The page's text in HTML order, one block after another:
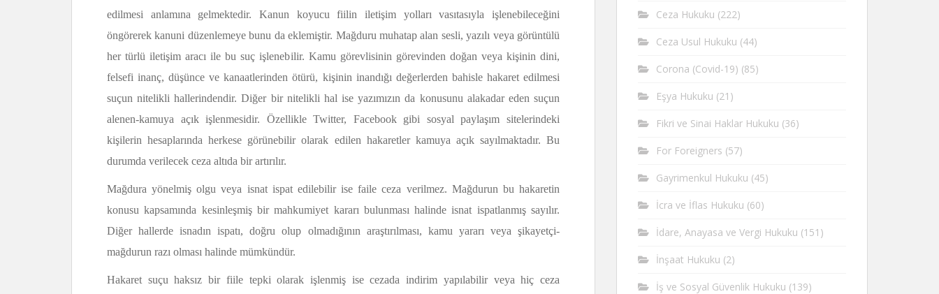
edilmesi anlamına gelmektedir. Kanun koyucu fiilin iletişim yolları vasıtasıyla işlenebileceğini
öngörerek kanuni düzenlemeye bunu da eklemiştir. Mağduru muhatap alan sesli, yazılı veya görüntülü
her türlü iletişim aracı ile bu suç işlenebilir. Kamu görevlisinin görevinden doğan veya kişinin dini,
felsefi inanç, düşünce ve kanaatlerinden ötürü, kişinin inandığı değerlerden bahisle hakaret edilmesi
suçun nitelikli hallerindendir. Diğer bir nitelikli hal ise yazımızın da konusunu alakadar eden suçun
alenen-kamuya açık işlenmesidir. Özellikle Twitter, Facebook gibi sosyal paylaşım sitelerindeki
kişilerin hesaplarında herkese görünebilir olarak edilen hakaretler kamuya açık sayılmaktadır. Bu
durumda verilecek ceza altıda bir artırılır.
Mağdura yönelmiş olgu veya isnat ispat edilebilir ise faile ceza verilmez. Mağdurun bu hakaretin
konusu kapsamında kesinleşmiş bir mahkumiyet kararı bulunması halinde isnat ispatlanmış sayılır.
Diğer hallerde isnadın ispatı, doğru olup olmadığının araştırılması, kamu yararı veya şikayetçi-
mağdurun razı olması halinde mümkündür.
Hakaret suçu haksız bir fiile tepki olarak işlenmiş ise cezada indirim yapılabilir veya hiç ceza
Ceza Hukuku (222)
Ceza Usul Hukuku (44)
Corona (Covid-19) (85)
Eşya Hukuku (21)
Fikri ve Sinai Haklar Hukuku (36)
For Foreigners (57)
Gayrimenkul Hukuku (45)
İcra ve İflas Hukuku (60)
İdare, Anayasa ve Vergi Hukuku (151)
İnşaat Hukuku (2)
İş ve Sosyal Güvenlik Hukuku (139)